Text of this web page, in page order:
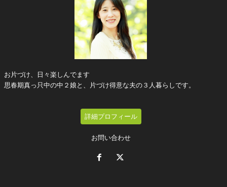
お片づけ、日々楽しんでます
思春期真っ只中の中２娘と、片づけ得意な夫の３人暮らしです。
詳細プロフィール
お問い合わせ